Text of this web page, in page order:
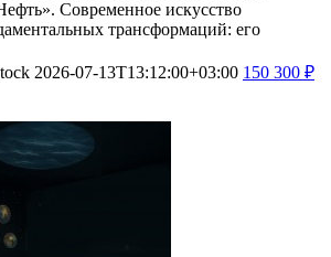
Современное искусство
трансформаций: его
2026-07-13T13:12:00+03:00 150 300 ₽